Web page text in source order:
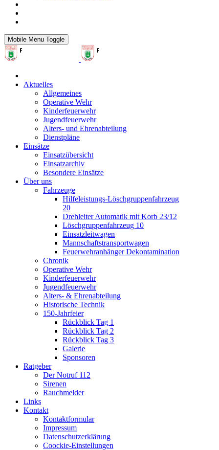
Mobile Menu Toggle
Aktuelles
Allgemeines
Operative Wehr
Kinderfeuerwehr
Jugendfeuerwehr
Alters- und Ehrenabteilung
Dienstpläne
Einsätze
Einsatzübersicht
Einsatzarchiv
Besondere Einsätze
Über uns
Fahrzeuge
Hilfeleistungs-Löschgruppenfahrzeug
20
Drehleiter Automatik mit Korb 23/12
Löschgruppenfahrzeug 10
Einsatzleitwagen
Mannschaftstransportwagen
Feuerwehranhänger Dekontamination
Chronik
Operative Wehr
Kinderfeuerwehr
Jugendfeuerwehr
Alters- & Ehrenabteilung
Historische Technik
150-Jahrfeier
Rückblick Tag 1
Rückblick Tag 2
Rückblick Tag 3
Galerie
Sponsoren
Ratgeber
Der Notruf 112
Sirenen
Rauchmelder
Links
Kontakt
Kontaktformular
Impressum
Datenschutzerklärung
Coockie-Einstellungen